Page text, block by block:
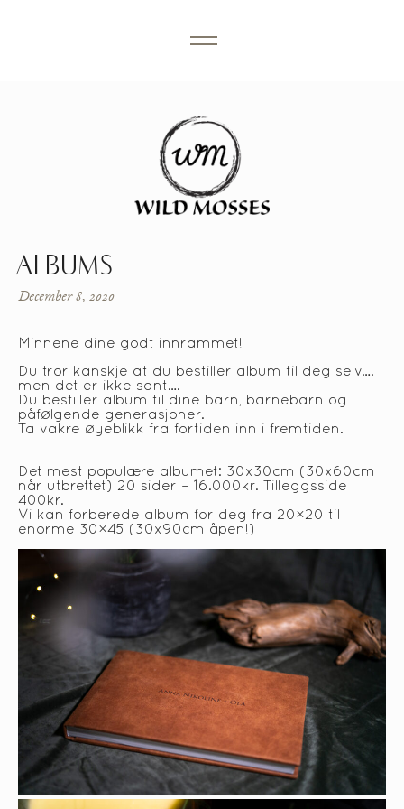
ALBUMS
December 8, 2020
Minnene dine godt innrammet!
Du tror kanskje at du bestiller album til deg selv….
men det er ikke sant….
Du bestiller album til dine barn, barnebarn og
påfølgende generasjoner.
Ta vakre øyeblikk fra fortiden inn i fremtiden.
Det mest populære albumet: 30x30cm (30x60cm
når utbrettet) 20 sider – 16.000kr. Tilleggsside
400kr.
Vi kan forberede album for deg fra 20×20 til
enorme 30×45 (30x90cm åpen!)